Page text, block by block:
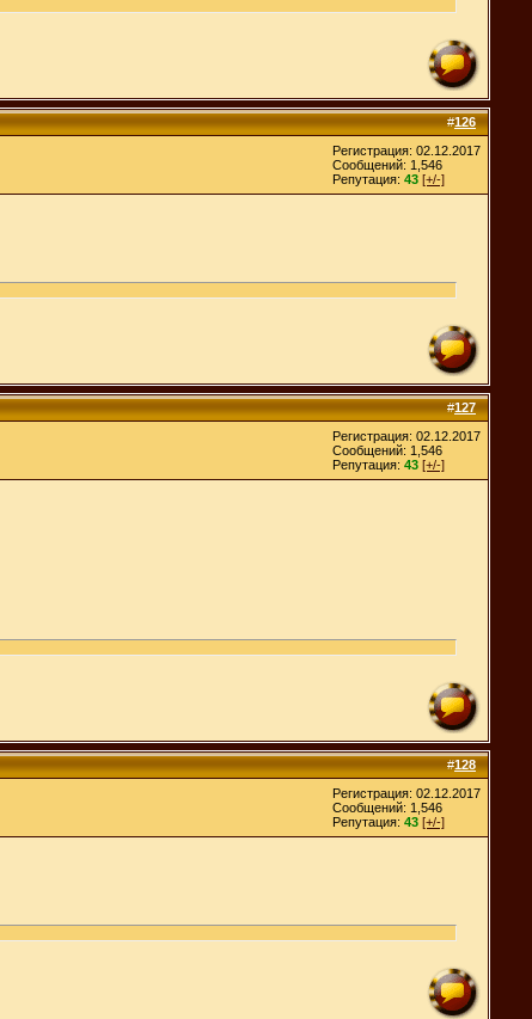
#126
Регистрация: 02.12.2017
Сообщений: 1,546
Репутация: 43 [+/-]
#127
Регистрация: 02.12.2017
Сообщений: 1,546
Репутация: 43 [+/-]
#128
Регистрация: 02.12.2017
Сообщений: 1,546
Репутация: 43 [+/-]